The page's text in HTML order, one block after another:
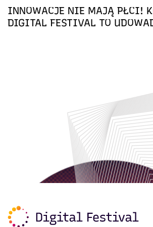
INNOWACJE NIE MAJĄ PŁCI!
DIGITAL FESTIVAL TO